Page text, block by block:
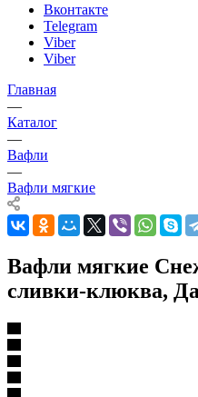
Вконтакте
Telegram
Viber
Viber
Главная
—
Каталог
—
Вафли
—
Вафли мягкие
Вафли мягкие
сливки-клюква,